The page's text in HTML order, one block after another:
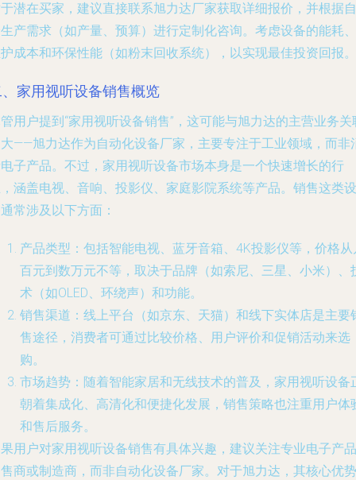
潜在买家，建议直接联系旭力达厂家获取详细报价，并根据自
产需求（如产量、预算）进行定制化咨询。考虑设备的能耗、
成本和环保性能（如粉末回收系统），以实现最佳投资回报。
家用视听设备销售概览
用户提到“家用视听设备销售”，这可能与旭力达的主营业务关
——旭力达作为自动化设备厂家，主要专注于工业领域，而非
子产品。不过，家用视听设备市场本身是一个快速增长的行
涵盖电视、音响、投影仪、家庭影院系统等产品。销售这类设
常涉及以下方面：
产品类型 ：包括智能电视、蓝牙音箱、4K投影仪等，价格从
百元到数万元不等，取决于品牌（如索尼、三星、小米）、
术（如OLED、环绕声）和功能。
销售渠道 ：线上平台（如京东、天猫）和线下实体店是主要
售途径，消费者可通过比较价格、用户评价和促销活动来选
购。
市场趋势 ：随着智能家居和无线技术的普及，家用视听设备
朝着集成化、高清化和便捷化发展，销售策略也注重用户体
和售后服务。
用户对家用视听设备销售有具体兴趣，建议关注专业电子产品
商或制造商，而非自动化设备厂家。对于旭力达，其核心优势